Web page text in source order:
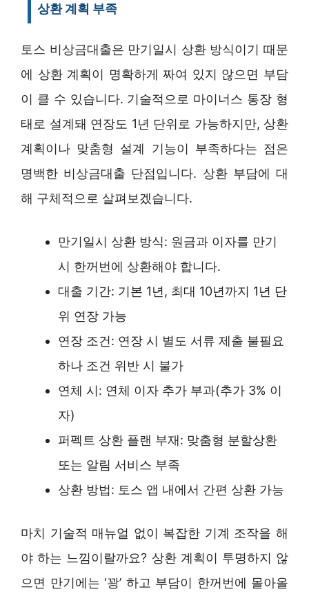
상환 계획 부족
토스 비상금대출은 만기일시 상환 방식이기 때문
에 상환 계획이 명확하게 짜여 있지 않으면 부담
이 클 수 있습니다. 기술적으로 마이너스 통장 형
태로 설계돼 연장도 1년 단위로 가능하지만, 상환
계획이나 맞춤형 설계 기능이 부족하다는 점은
명백한 비상금대출 단점입니다. 상환 부담에 대
해 구체적으로 살펴보겠습니다.
만기일시 상환 방식: 원금과 이자를 만기
시 한꺼번에 상환해야 합니다.
대출 기간: 기본 1년, 최대 10년까지 1년 단
위 연장 가능
연장 조건: 연장 시 별도 서류 제출 불필요
하나 조건 위반 시 불가
연체 시: 연체 이자 추가 부과(추가 3% 이
자)
퍼펙트 상환 플랜 부재: 맞춤형 분할상환
또는 알림 서비스 부족
상환 방법: 토스 앱 내에서 간편 상환 가능
마치 기술적 매뉴얼 없이 복잡한 기계 조작을 해
야 하는 느낌이랄까요? 상환 계획이 투명하지 않
으면 만기에는 ‘꽝’ 하고 부담이 한꺼번에 몰아올